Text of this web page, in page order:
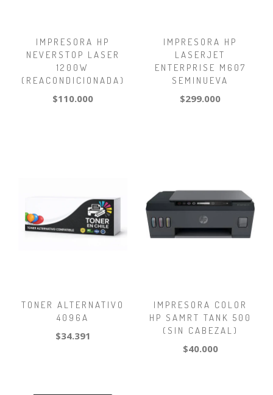
IMPRESORA HP
NEVERSTOP LASER
1200W
(REACONDICIONADA)
$110.000
IMPRESORA HP
LASERJET
ENTERPRISE M607
SEMINUEVA
$299.000
TONER ALTERNATIVO
4096A
$34.391
IMPRESORA COLOR
HP SAMRT TANK 500
(SIN CABEZAL)
$40.000